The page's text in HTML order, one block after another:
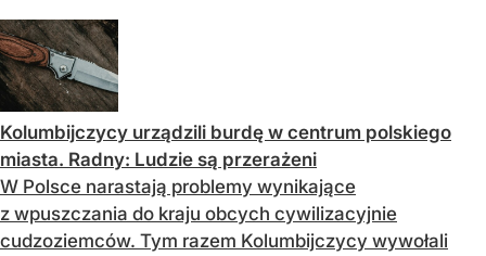
Kolumbijczycy urządzili burdę w centrum polskiego
miasta. Radny: Ludzie są przerażeni
W Polsce narastają problemy wynikające
z wpuszczania do kraju obcych cywilizacyjnie
cudzoziemców. Tym razem Kolumbijczycy wywołali